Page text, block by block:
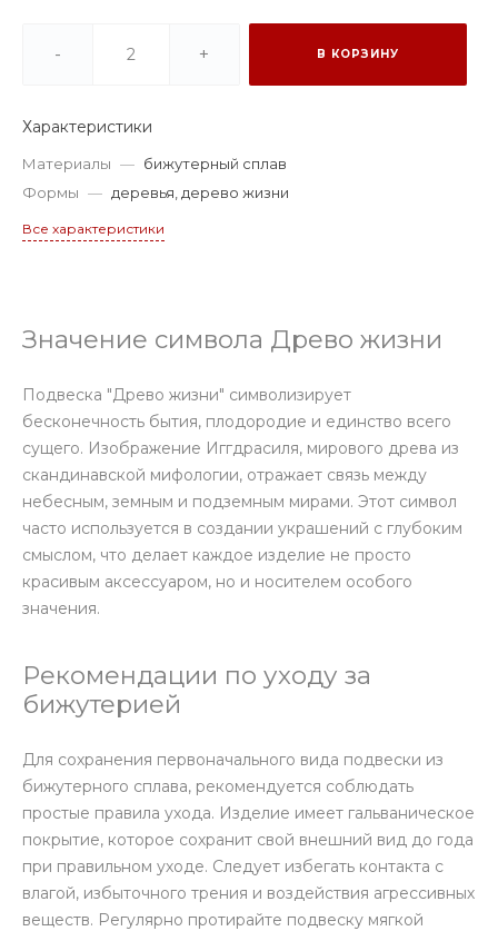
- + В КОРЗИНУ
Характеристики
Материалы — бижутерный сплав
Формы — деревья, дерево жизни
Все характеристики
Значение символа Древо жизни
Подвеска "Древо жизни" символизирует
бесконечность бытия, плодородие и единство всего
сущего. Изображение Иггдрасиля, мирового древа из
скандинавской мифологии, отражает связь между
небесным, земным и подземным мирами. Этот символ
часто используется в создании украшений с глубоким
смыслом, что делает каждое изделие не просто
красивым аксессуаром, но и носителем особого
значения.
Рекомендации по уходу за
бижутерией
Для сохранения первоначального вида подвески из
бижутерного сплава, рекомендуется соблюдать
простые правила ухода. Изделие имеет гальваническое
покрытие, которое сохранит свой внешний вид до года
при правильном уходе. Следует избегать контакта с
влагой, избыточного трения и воздействия агрессивных
веществ. Регулярно протирайте подвеску мягкой